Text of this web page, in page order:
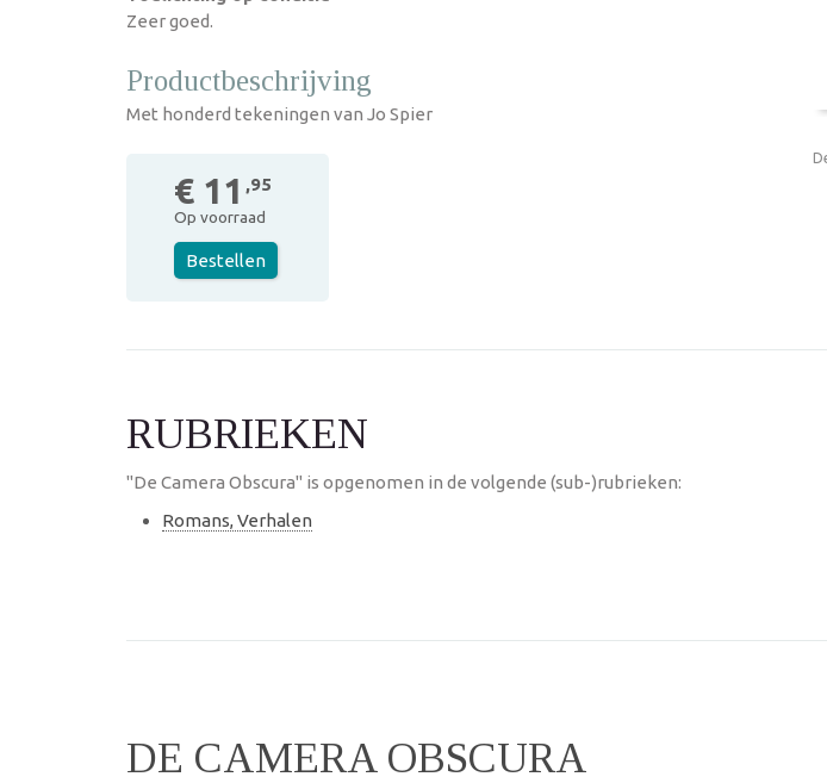
Zeer goed.
Productbeschrijving
Met honderd tekeningen van Jo Spier
€ 11 ,95
Op voorraad
Bestellen
RUBRIEKEN
"De Camera Obscura" is opgenomen in de volgende (sub-)rubrieken:
Romans, Verhalen
DE CAMERA OBSCURA